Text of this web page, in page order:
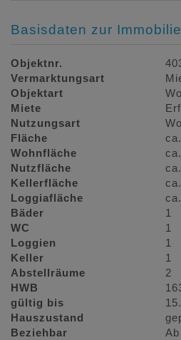
Basisdaten zur Immobilie
Objektnr.
Vermarktungsart
Objektart
Miete
Nutzungsart
Fläche
Wohnfläche
Nutzfläche
Kellerfläche
Loggiafläche
Bäder
1
WC
1
Loggien
1
Keller
1
Abstellräume
2
HWB
gültig bis
Hauszustand
Beziehbar